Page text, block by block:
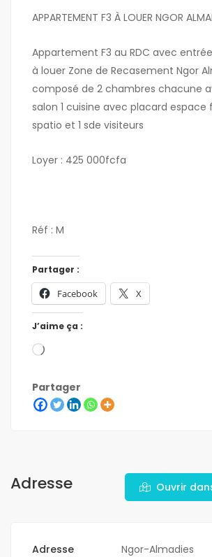
APPARTEMENT F3 À LOUER NGOR
Appartement F3 au RDC avec
à louer Zone de Recasement Ngor
composé de 2 chambres chacune
salon 1 cuisine avec placard espace
spatio et 1 sde visiteurs
Loyer : 425 000fcfa
Réf : M
Partager :
Facebook X
J’aime ça :
Partager
Adresse Ouvrir
Adresse
Ngor-Almadies